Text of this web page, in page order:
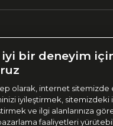
36
iyi bir deneyim
olarak, internet sitemizde
iyileştirmek, sitemizdeki
ve ilgi alanlarınıza
faaliyetleri